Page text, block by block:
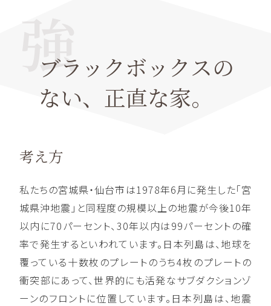
強
ブラックボックスの
ない、 正直な家。
考え方
私たちの宮城県・仙台市は1978年6月に発生した「宮
城県沖地震」と同程度の規模以上の地震が今後10年
以内に70パーセント、30年以内は99パーセントの確
率で発生するといわれています。日本列島は、地球を
覆っている十数枚のプレートのうち4枚のプレートの
衝突部にあって、世界的にも活発なサブダクションゾ
ーンのフロントに位置しています。日本列島は、地震